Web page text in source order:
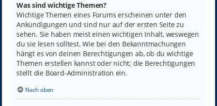
Was sind wichtige Themen?
Wichtige Themen eines Forums erscheinen unter den
Ankündigungen und sind nur auf der ersten Seite zu
sehen. Sie haben meist einen wichtigen Inhalt, weswegen
du sie lesen solltest. Wie bei den Bekanntmachungen
hängt es von deinen Berechtigungen ab, ob du wichtige
Themen erstellen kannst oder nicht; die Berechtigungen
stellt die Board-Administration ein.
Nach oben